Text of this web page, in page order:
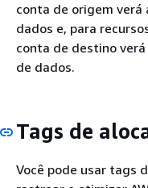
conta de origem verá
dados e, para
conta de destino
de dados.
Tags de
Você pode usar tags